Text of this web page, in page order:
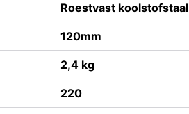
Roestvast koolstofstaal
120mm
2,4 kg
220